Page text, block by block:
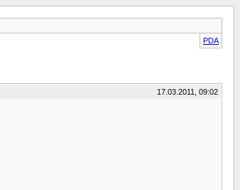
PDA
17.03.2011, 09:02